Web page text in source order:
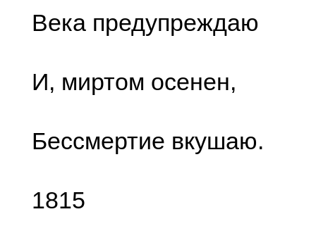
Века предупреждаю
И, миртом осенен,
Бессмертие вкушаю.
1815